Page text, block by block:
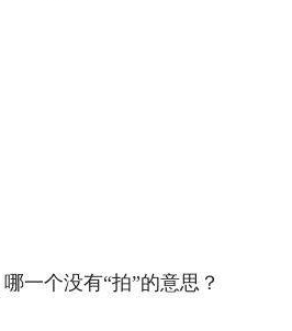
一个没有“拍”的意思？